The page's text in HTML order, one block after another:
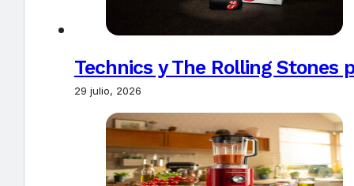
Technics y The Rolling Stones
29 julio, 2026